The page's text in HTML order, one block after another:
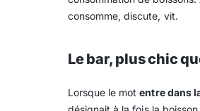
consomme, discute, vit.
Le bar, plus chic
Lorsque le motentre dans